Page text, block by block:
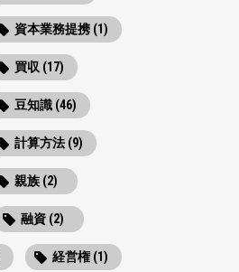
資本業務提携 (1)
買収 (17)
豆知識 (46)
計算方法 (9)
親族 (2)
融資 (2)
経営権 (1)